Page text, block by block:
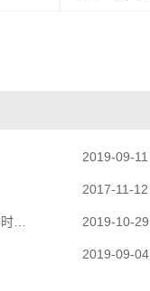
2019-09-11
2017-11-12
面 2019-10-29
2019-09-04